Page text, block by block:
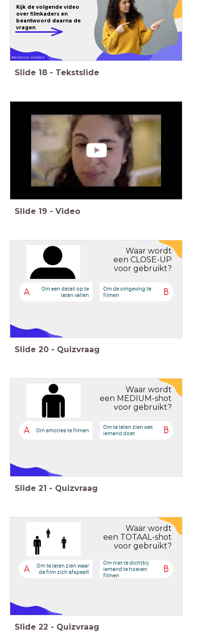
Kijk de volgende video
over filmkaders en
beantwoord daarna de
vragen
Reclame maken
Slide 18 - Tekstslide
Slide 19 - Video
Waar wordt
een CLOSE-UP
voor gebruikt?
A
Om een detail op te
laten vallen
B
Om de omgeving te
filmen
Slide 20 - Quizvraag
Waar wordt
een MEDIUM-shot
voor gebruikt?
A Om emoties te filmen B
Om te laten zien wat
iemand doet
Slide 21 - Quizvraag
Waar wordt
een TOTAAL-shot
voor gebruikt?
A
Om te laten zien waar
de film zich afspeelt
B
Om niet te dichtbij
iemand te hoeven
filmen
Slide 22 - Quizvraag